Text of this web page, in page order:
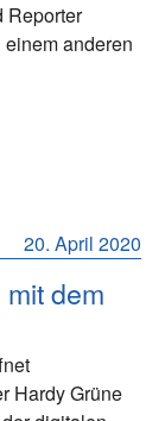
Reporter
anderen
20. April 2020
dem
Hardy Grüne